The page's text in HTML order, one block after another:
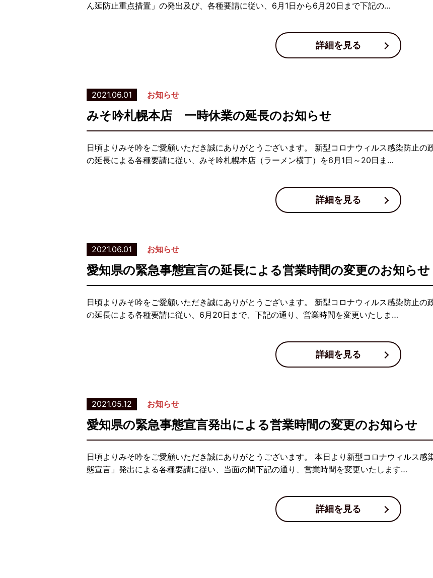
ん延防止重点措置」の発出及び、各種要請に従い、6月1日から6月20日まで下記の…
詳細を見る
2021.06.01 お知らせ
みそ吟札幌本店 一時休業の延長のお知らせ
日頃よりみそ吟をご愛顧いただき誠にありがとうございます。 新型コロナウィルス感染防止の
の延長による各種要請に従い、みそ吟札幌本店（ラーメン横丁）を6月1日～20日ま…
詳細を見る
2021.06.01 お知らせ
愛知県の緊急事態宣言の延長による営業時間の変更のお知らせ
日頃よりみそ吟をご愛顧いただき誠にありがとうございます。 新型コロナウィルス感染防止の
の延長による各種要請に従い、6月20日まで、下記の通り、営業時間を変更いたしま…
詳細を見る
2021.05.12 お知らせ
愛知県の緊急事態宣言発出による営業時間の変更のお知らせ
日頃よりみそ吟をご愛顧いただき誠にありがとうございます。 本日より新型コロナウィルス感
態宣言」発出による各種要請に従い、当面の間下記の通り、営業時間を変更いたします…
詳細を見る